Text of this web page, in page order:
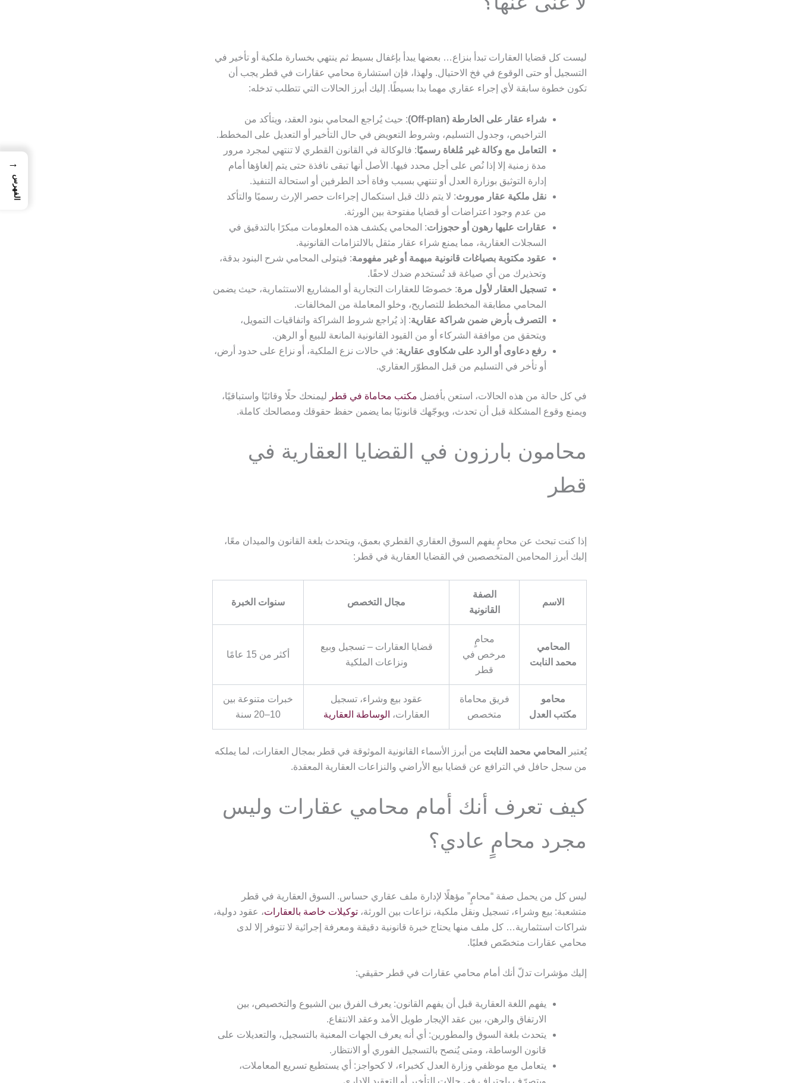
ليست كل قضايا العقارات تبدأ بنزاع… بعضها يبدأ بإغفال بسيط ثم ينتهي بخسارة ملكية أو تأخير في
التسجيل أو حتى الوقوع في فخ الاحتيال. ولهذا، فإن استشارة محامي عقارات في قطر يجب أن
تكون خطوة سابقة لأي إجراء عقاري مهما بدا بسيطًا. إليك أبرز الحالات التي تتطلب تدخله:
شراء عقار على الخارطة (Off-plan)
: حيث يُراجع المحامي بنود العقد، ويتأكد من
التراخيص، وجدول التسليم، وشروط التعويض في حال التأخير أو التعديل على المخطط.
التعامل مع وكالة غير مُلغاة رسميًا: فالوكالة في القانون القطري لا تنتهي لمجرد مرور
مدة زمنية إلا إذا نُص على أجل محدد فيها. الأصل أنها تبقى نافذة حتى يتم إلغاؤها أمام
إدارة التوثيق بوزارة العدل أو تنتهي بسبب وفاة أحد الطرفين أو استحالة التنفيذ.
نقل ملكية عقار موروث: لا يتم ذلك قبل استكمال إجراءات حصر الإرث رسميًا والتأكد
من عدم وجود اعتراضات أو قضايا مفتوحة بين الورثة.
عقارات عليها رهون أو حجوزات: المحامي يكشف هذه المعلومات مبكرًا بالتدقيق في
السجلات العقارية، مما يمنع شراء عقار مثقل بالالتزامات القانونية.
عقود مكتوبة بصياغات قانونية مبهمة أو غير مفهومة: فيتولى المحامي شرح البنود بدقة،
وتحذيرك من أي صياغة قد تُستخدم ضدك لاحقًا.
تسجيل العقار لأول مرة: خصوصًا للعقارات التجارية أو المشاريع الاستثمارية، حيث يضمن
المحامي مطابقة المخطط للتصاريح، وخلو المعاملة من المخالفات.
التصرف بأرض ضمن شراكة عقارية: إذ يُراجع شروط الشراكة واتفاقيات التمويل،
ويتحقق من موافقة الشركاء أو من القيود القانونية المانعة للبيع أو الرهن.
رفع دعاوى أو الرد على شكاوى عقارية: في حالات نزع الملكية، أو نزاع على حدود أرض،
أو تأخر في التسليم من قبل المطوّر العقاري.
في كل حالة من هذه الحالات، استعن بأفضل مكتب محاماة في قطر ليمنحك حلًا وقائيًا واستباقيًا،
ويمنع وقوع المشكلة قبل أن تحدث، ويوجّهك قانونيًا بما يضمن حفظ حقوقك ومصالحك كاملة.
محامون بارزون في القضايا العقارية في
قطر
إذا كنت تبحث عن محامٍ يفهم السوق العقاري القطري بعمق، ويتحدث بلغة القانون والميدان معًا،
إليك أبرز المحامين المتخصصين في القضايا العقارية في قطر:
الاسم
الصفة
القانونية
مجال التخصص سنوات الخبرة
المحامي
محمد النابت
محامٍ
مرخص في
قطر
قضايا العقارات – تسجيل وبيع
ونزاعات الملكية
أكثر من 15 عامًا
محامو
مكتب العدل
فريق محاماة
متخصص
عقود بيع وشراء، تسجيل
العقارات،
الوساطة العقارية
خبرات متنوعة بين
10–20 سنة
يُعتبر المحامي محمد النابت من أبرز الأسماء القانونية الموثوقة في قطر بمجال العقارات، لما يملكه
من سجل حافل في الترافع عن قضايا بيع الأراضي والنزاعات العقارية المعقدة.
كيف تعرف أنك أمام محامي عقارات وليس
مجرد محامٍ عادي؟
ليس كل من يحمل صفة “محامٍ” مؤهلًا لإدارة ملف عقاري حساس. السوق العقارية في قطر
متشعبة: بيع وشراء، تسجيل ونقل ملكية، نزاعات بين الورثة، توكيلات خاصة بالعقارات، عقود دولية،
شراكات استثمارية… كل ملف منها يحتاج خبرة قانونية دقيقة ومعرفة إجرائية لا تتوفر إلا لدى
محامي عقارات متخصّص فعليًا.
إليك مؤشرات تدلّ أنك أمام محامي عقارات في قطر حقيقي:
يفهم اللغة العقارية قبل أن يفهم القانون: يعرف الفرق بين الشيوع والتخصيص، بين
الارتفاق والرهن، بين عقد الإيجار طويل الأمد وعقد الانتفاع.
يتحدث بلغة السوق والمطورين: أي أنه يعرف الجهات المعنية بالتسجيل، والتعديلات على
قانون الوساطة، ومتى يُنصح بالتسجيل الفوري أو الانتظار.
يتعامل مع موظفي وزارة العدل كخبراء، لا كحواجز: أي يستطيع تسريع المعاملات،
ويتصرّف باحتراف في حالات التأخير أو التعقيد الإداري.
→
الفهرس